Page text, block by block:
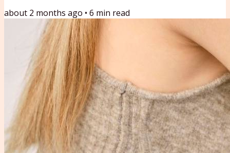
raconte son expérience au sein de la formation
Facilitation de l’Intime de Colette se Confesse. Un récit de
l’intérieur, entre exploration personnelle, apprentissage
du cadre, consentement et transmission....
about 2 months ago • 6 min read